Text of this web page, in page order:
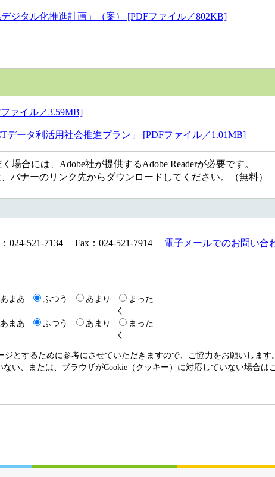
ジタル化推進計画」（案） [PDFファイル／802KB]
ァイル／3.59MB]
ータ利活用社会推進プラン」 [PDFファイル／1.01MB]
場合には、Adobe社が提供するAdobe Readerが必要です。
バナーのリンク先からダウンロードしてください。（無料）
024-521-7134 Fax：024-521-7914 電子メールでのお問い合
まあ ふつう あまり
まった
く
まあ ふつう あまり
まった
く
とするために参考にさせていただきますので、ご協力をお願いしま
い、または、ブラウザがCookie（クッキー）に対応していない場合は